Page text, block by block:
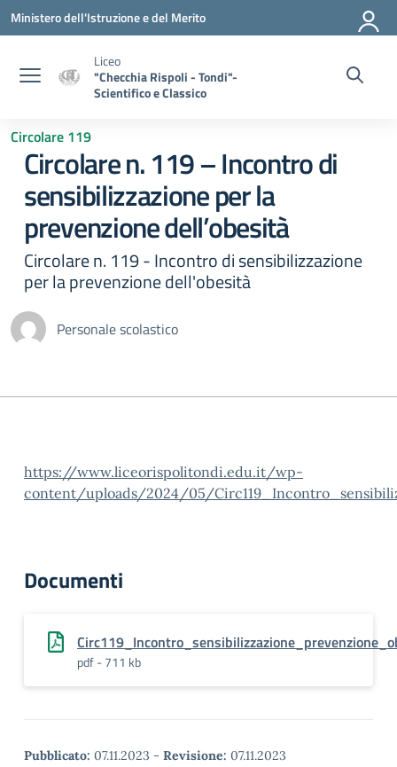
Vai ai contenuti
Vai al menu di navigazione
Vai al footer
Ministero dell'Istruzione e del Merito
Liceo
"Checchia Rispoli - Tondi"-
Scientifico e Classico
Circolare 119
Circolare n. 119 – Incontro di
sensibilizzazione per la
prevenzione dell’obesità
Circolare n. 119 - Incontro di sensibilizzazione
per la prevenzione dell'obesità
Personale scolastico
https://www.liceorispolitondi.edu.it/wp-
content/uploads/2024/05/
Documenti
pdf - 711 kb
Pubblicato: 07.11.2023 - Revisione: 07.11.2023